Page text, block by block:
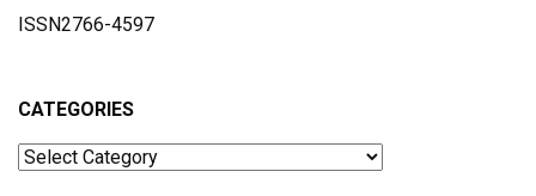
ISSN2766-4597
CATEGORIES
Categories